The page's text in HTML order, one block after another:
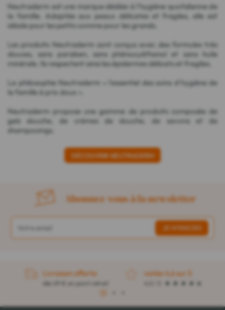
Neutraderm est une marque dédiée à l'hygiène quotidienne de
la famille. Adaptée aux peaux délicates et fragiles, elle est
idéale pour les petits comme pour les grands.
Les produits Neutraderm sont conçus avec des formules très
douces, sans paraben, sans phénoxyéthanol et sans huile
minérale. Ils respectent ainsi les épidermes délicats et fragiles.
La philosophie Neutraderm « l'essentiel des soins d'hygiène de
la famille à prix doux ».
Neutraderm propose une gamme de produits composée de
gels douche, de crèmes de douche, de savons et de
shampooings.
DÉCOUVRIR NEUTRADERM
Abonnez-vous à la newsletter
Livraison offerte
dès 49 € en point retrait
notée 4,6 sur 5
1